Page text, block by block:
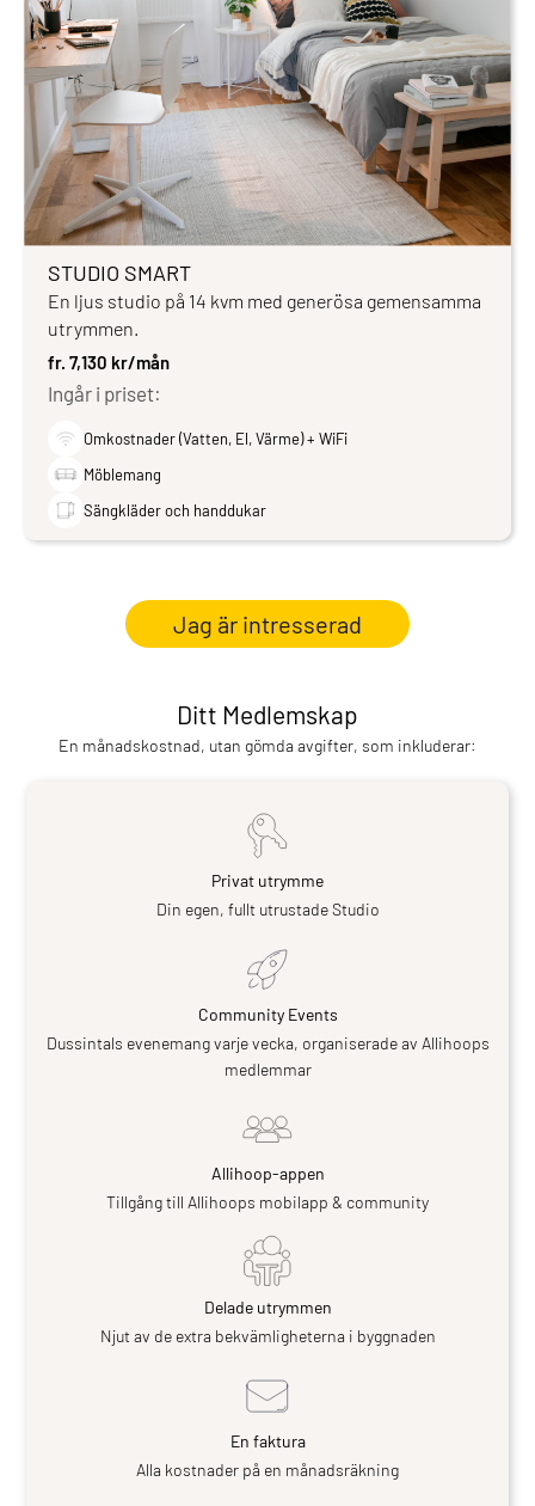
STUDIO SMART
En ljus studio på 14 kvm med generösa gemensamma
utrymmen.
fr. 7,130 kr/mån
Ingår i priset:
Omkostnader (Vatten, El, Värme) + WiFi
Möblemang
Sängkläder och handdukar
Jag är intresserad
Ditt Medlemskap
En månadskostnad, utan gömda avgifter, som inkluderar:
Privat utrymme
Din egen, fullt utrustade Studio
Community Events
Dussintals evenemang varje vecka, organiserade av Allihoops
medlemmar
Allihoop-appen
Tillgång till Allihoops mobilapp & community
Delade utrymmen
Njut av de extra bekvämligheterna i byggnaden
En faktura
Alla kostnader på en månadsräkning